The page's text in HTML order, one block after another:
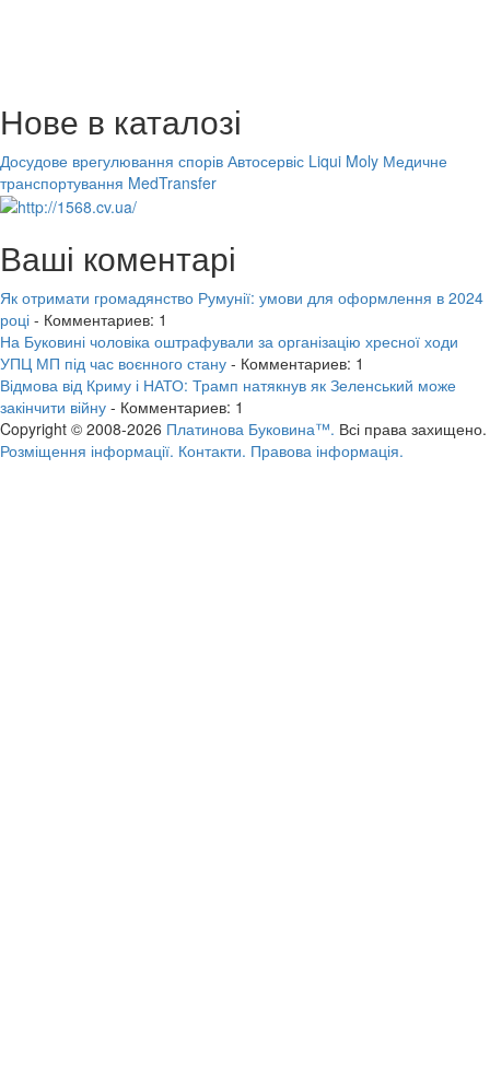
Нове в каталозі
Досудове врегулювання спорів Автосервіс Liqui Moly Медичне
транспортування MedTransfer
Ваші коментарі
Як отримати громадянство Румунії: умови для оформлення в 2024
році - Комментариев: 1
На Буковині чоловіка оштрафували за організацію хресної ходи
УПЦ МП під час воєнного стану - Комментариев: 1
Відмова від Криму і НАТО: Трамп натякнув як Зеленський може
закінчити війну - Комментариев: 1
Copyright © 2008-2026 Платинова Буковина™. Всі права захищено.
Розміщення інформації. Контакти. Правова інформація.